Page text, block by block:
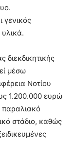
γενικός
μέσω
Νοτίου
1.200.000 ευρώ
στάδιο, καθώς